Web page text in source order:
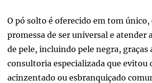
O pó solto é oferecido em tom único,
promessa de ser universal e atender
de pele, incluindo pele negra, graças
consultoria especializada que evitou
acinzentado ou esbranquiçado